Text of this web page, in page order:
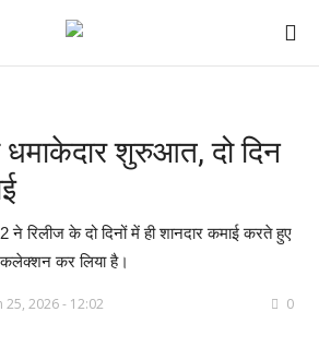
शुरुआत, दो दिन
ने रिलीज के दो दिनों में ही शानदार कमाई करते हुए
कर लिया है।
25, 2026 - 12:02 0